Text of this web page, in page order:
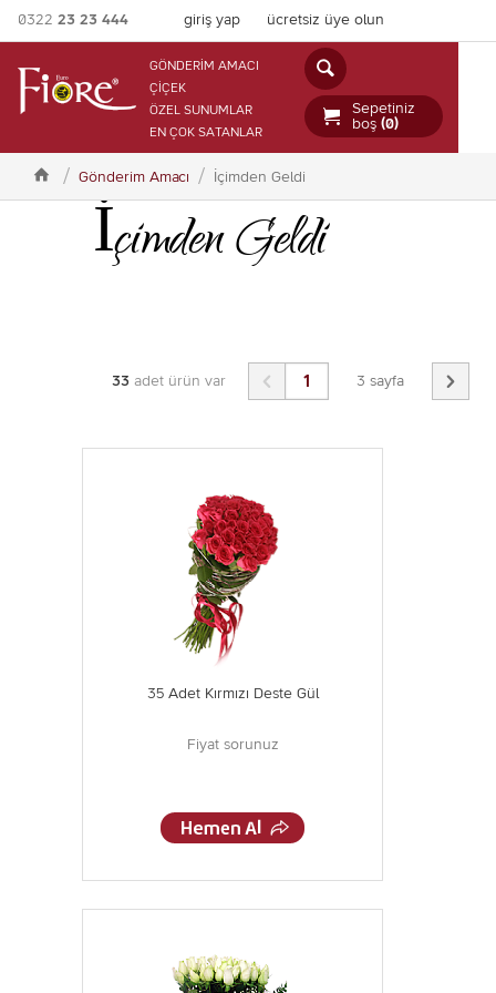
0322 23 23 444 giriş yap ücretsiz üye olun
GÖNDERİM AMACI
ÇİÇEK
ÖZEL SUNUMLAR
EN ÇOK SATANLAR


Sepetiniz
boş (0)
 Gönderim Amacı İçimden Geldi
İçimden Geldi
33 adet ürün var  3 sayfa 
35 Adet Kırmızı Deste Gül
Fiyat sorunuz